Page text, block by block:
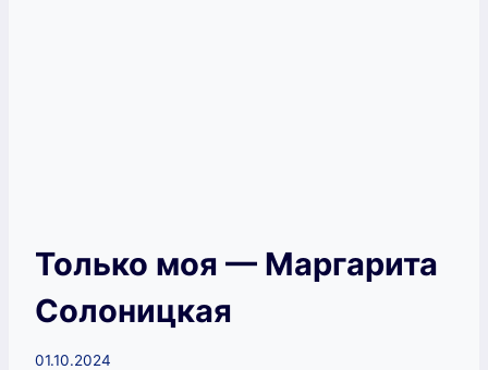
Только моя — Маргарита
Солоницкая
01.10.2024